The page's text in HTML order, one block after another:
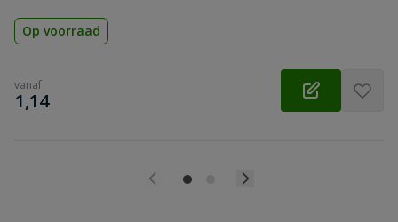
Op voorraad
vanaf
€
1,14